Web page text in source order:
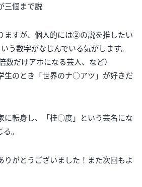
三個まで説
ますが、個人的には②の説を推したい
う数字がなじんでいる気がします。
数だけアホになる芸人、など）
生のとき「世界のナ○アツ」が好きだ
に転身し、「桂○度」という芸名にな
。
りがとうございました！また次回もよ